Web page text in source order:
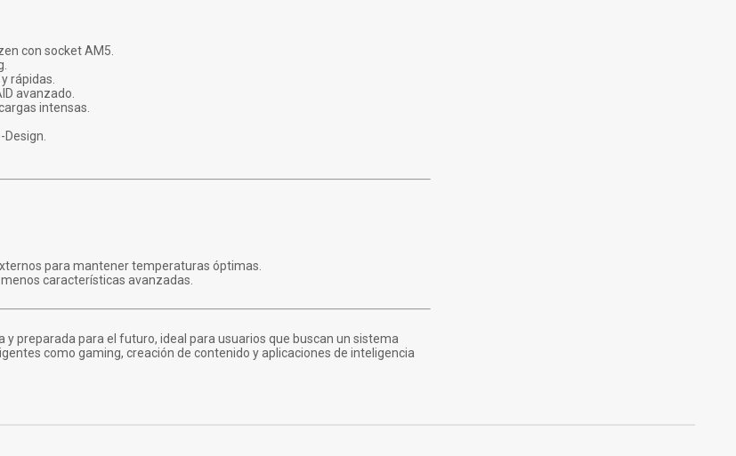
con socket AM5.
rápidas.
avanzado.
intensas.
para mantener temperaturas óptimas.
características avanzadas.
y preparada para el futuro, ideal para usuarios que buscan un sistema
como gaming, creación de contenido y aplicaciones de inteligencia